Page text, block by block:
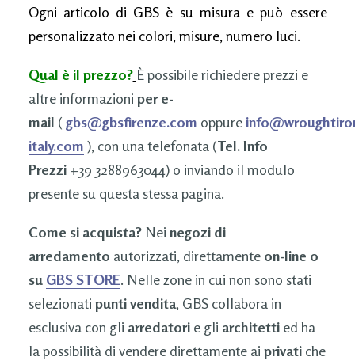
Ogni articolo di GBS è su misura e può essere
personalizzato nei colori, misure, numero luci.
Qual è il prezzo? È possibile richiedere prezzi e
altre informazioni per e-
mail ( gbs@gbsfirenze.com oppure
italy.com ), con una telefonata (Tel. Info
Prezzi+39 3288963044) o inviando il modulo
presente su questa stessa pagina.
Come si acquista?Nei negozi di
arredamento autorizzati, direttamente on-line o
su GBS STORE. Nelle zone in cui non sono stati
selezionati punti vendita, GBS collabora in
esclusiva con gli arredatorie gli architettied ha
la possibilità di vendere direttamente ai privatiche